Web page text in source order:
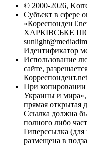
© 2000-2026,
Субъект в сфере
ХАРКІВСЬКЕ
Идентификатор
Использование
сайте,
При копировании
Украины и мира»,
прямая открытая
Ссылка должна
полного либо
Гиперссылка
размещена в